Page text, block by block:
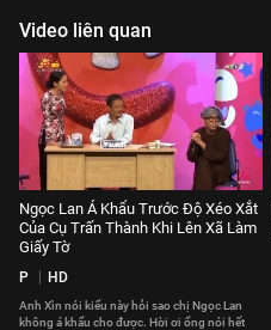
Video liên quan
Ngọc Lan Á Khẩu Trước Độ Xéo Xắt
Của Cụ Trấn Thành Khi Lên Xã Làm
Giấy Tờ
P HD
Anh Xìn nói kiểu này hỏi sao chị Ngọc Lan
không á khẩu cho được. Hời ơi ổng nói hết